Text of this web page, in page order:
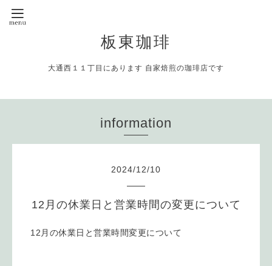
板東珈琲
大通西１１丁目にあります 自家焙煎の珈琲店です
information
2024/12/10
12月の休業日と営業時間の変更について
12月の休業日と営業時間変更について